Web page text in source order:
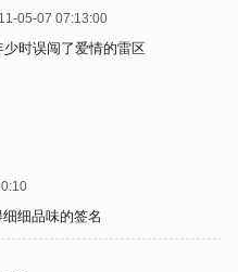
05-07 07:13:00
时误闯了爱情的雷区
细品味的签名